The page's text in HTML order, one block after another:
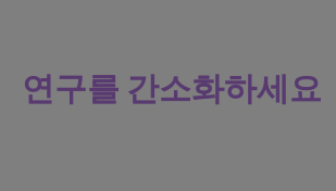
연구를 간소화하세요